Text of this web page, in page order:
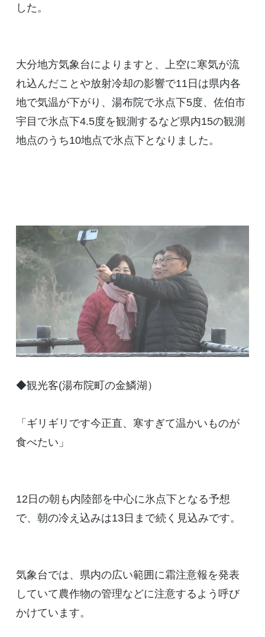
した。
大分地方気象台によりますと、上空に寒気が流
れ込んだことや放射冷却の影響で11日は県内各
地で気温が下がり、湯布院で氷点下5度、佐伯市
宇目で氷点下4.5度を観測するなど県内15の観測
地点のうち10地点で氷点下となりました。
◆観光客(湯布院町の金鱗湖）
「ギリギリです今正直、寒すぎて温かいものが
食べたい」
12日の朝も内陸部を中心に氷点下となる予想
で、朝の冷え込みは13日まで続く見込みです。
気象台では、県内の広い範囲に霜注意報を発表
していて農作物の管理などに注意するよう呼び
かけています。